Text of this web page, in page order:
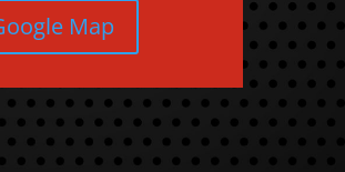
Map